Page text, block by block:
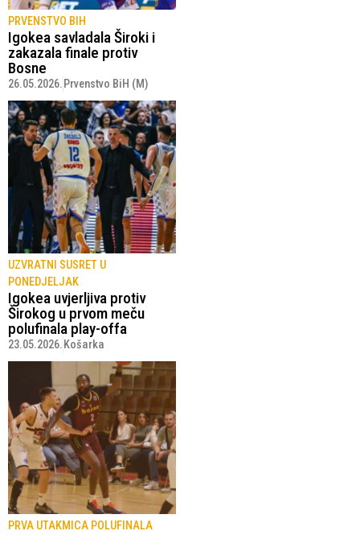
PRVENSTVO BIH
Igokea savladala Široki i
zakazala finale protiv
Bosne
26.05.2026. Prvenstvo BiH (M)
UZVRATNI SUSRET U
PONEDJELJAK
Igokea uvjerljiva protiv
Širokog u prvom meču
polufinala play-offa
23.05.2026. Košarka
PRVA UTAKMICA POLUFINALA